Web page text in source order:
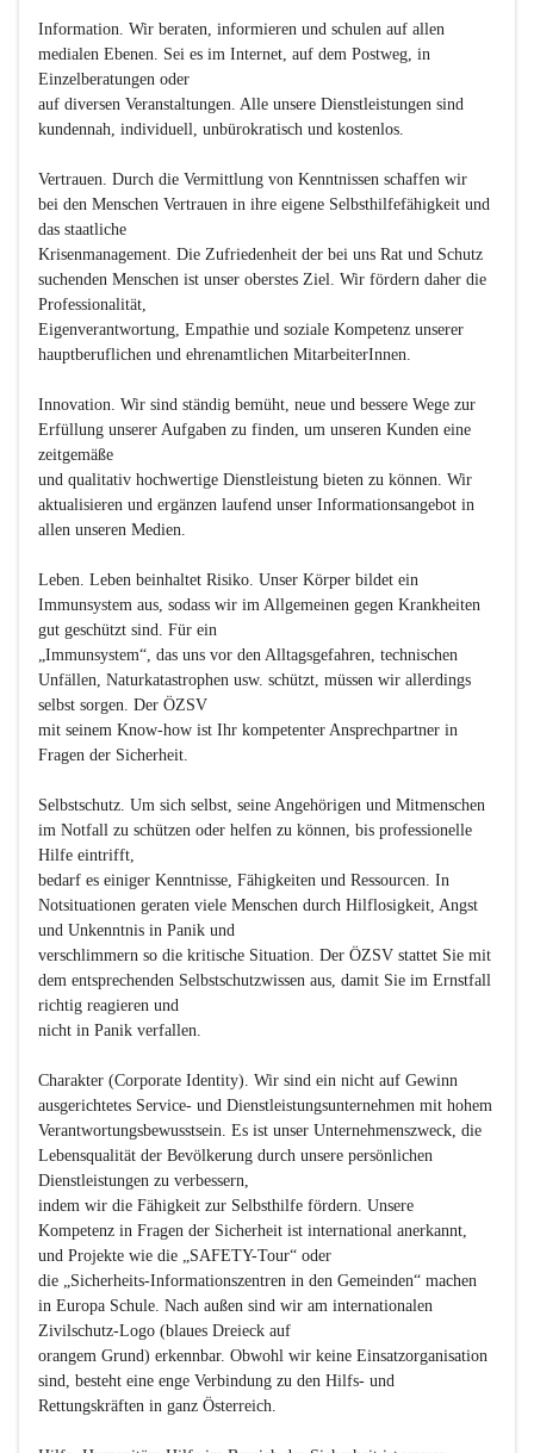
Information. Wir beraten, informieren und schulen auf allen
medialen Ebenen. Sei es im Internet, auf dem Postweg, in
Einzelberatungen oder
auf diversen Veranstaltungen. Alle unsere Dienstleistungen sind
kundennah, individuell, unbürokratisch und kostenlos.
Vertrauen. Durch die Vermittlung von Kenntnissen schaffen wir
bei den Menschen Vertrauen in ihre eigene Selbsthilfefähigkeit und
das staatliche
Krisenmanagement. Die Zufriedenheit der bei uns Rat und Schutz
suchenden Menschen ist unser oberstes Ziel. Wir fördern daher die
Professionalität,
Eigenverantwortung, Empathie und soziale Kompetenz unserer
hauptberuflichen und ehrenamtlichen MitarbeiterInnen.
Innovation. Wir sind ständig bemüht, neue und bessere Wege zur
Erfüllung unserer Aufgaben zu finden, um unseren Kunden eine
zeitgemäße
und qualitativ hochwertige Dienstleistung bieten zu können. Wir
aktualisieren und ergänzen laufend unser Informationsangebot in
allen unseren Medien.
Leben. Leben beinhaltet Risiko. Unser Körper bildet ein
Immunsystem aus, sodass wir im Allgemeinen gegen Krankheiten
gut geschützt sind. Für ein
„Immunsystem“, das uns vor den Alltagsgefahren, technischen
Unfällen, Naturkatastrophen usw. schützt, müssen wir allerdings
selbst sorgen. Der ÖZSV
mit seinem Know-how ist Ihr kompetenter Ansprechpartner in
Fragen der Sicherheit.
Selbstschutz. Um sich selbst, seine Angehörigen und Mitmenschen
im Notfall zu schützen oder helfen zu können, bis professionelle
Hilfe eintrifft,
bedarf es einiger Kenntnisse, Fähigkeiten und Ressourcen. In
Notsituationen geraten viele Menschen durch Hilflosigkeit, Angst
und Unkenntnis in Panik und
verschlimmern so die kritische Situation. Der ÖZSV stattet Sie mit
dem entsprechenden Selbstschutzwissen aus, damit Sie im Ernstfall
richtig reagieren und
nicht in Panik verfallen.
Charakter (Corporate Identity). Wir sind ein nicht auf Gewinn
ausgerichtetes Service- und Dienstleistungsunternehmen mit hohem
Verantwortungsbewusstsein. Es ist unser Unternehmenszweck, die
Lebensqualität der Bevölkerung durch unsere persönlichen
Dienstleistungen zu verbessern,
indem wir die Fähigkeit zur Selbsthilfe fördern. Unsere
Kompetenz in Fragen der Sicherheit ist international anerkannt,
und Projekte wie die „SAFETY-Tour“ oder
die „Sicherheits-Informationszentren in den Gemeinden“ machen
in Europa Schule. Nach außen sind wir am internationalen
Zivilschutz-Logo (blaues Dreieck auf
orangem Grund) erkennbar. Obwohl wir keine Einsatzorganisation
sind, besteht eine enge Verbindung zu den Hilfs- und
Rettungskräften in ganz Österreich.